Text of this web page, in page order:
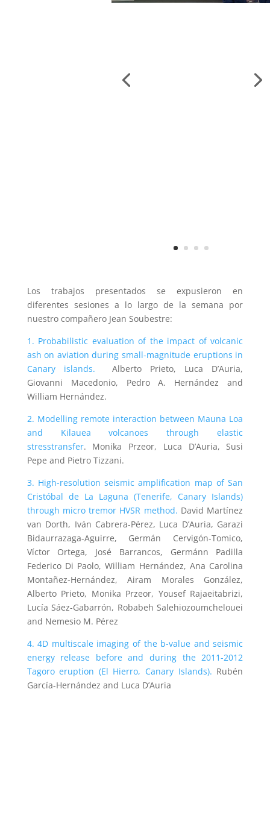
Los trabajos presentados se expusieron en
diferentes sesiones a lo largo de la semana por
nuestro compañero Jean Soubestre:
1. Probabilistic evaluation of the impact of volcanic
ash on aviation during small-magnitude eruptions in
Canary islands.
Alberto Prieto, Luca D’Auria,
Giovanni Macedonio, Pedro A. Hernández and
William Hernández.
2. Modelling remote interaction between Mauna Loa
and Kilauea volcanoes through elastic
stresstransfer. Monika Przeor, Luca D’Auria, Susi
Pepe and Pietro Tizzani.
3. High-resolution seismic amplification map of San
Cristóbal de La Laguna (Tenerife, Canary Islands)
through micro tremor HVSR method. David Martínez
van Dorth, Iván Cabrera-Pérez, Luca D’Auria, Garazi
Bidaurrazaga-Aguirre, Germán Cervigón-Tomico,
Víctor Ortega, José Barrancos, Germánn Padilla
Federico Di Paolo, William Hernández, Ana Carolina
Montañez-Hernández, Airam Morales González,
Alberto Prieto, Monika Przeor, Yousef Rajaeitabrizi,
Lucía Sáez-Gabarrón, Robabeh Salehiozoumchelouei
and Nemesio M. Pérez
4. 4D multiscale imaging of the b-value and seismic
energy release before and during the 2011-2012
Tagoro eruption (El Hierro, Canary Islands). Rubén
García-Hernández and Luca D’Auria